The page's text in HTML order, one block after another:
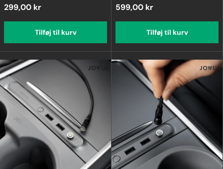
299,00 kr
Tilføj til kurv
599,00 kr
Tilføj til kurv